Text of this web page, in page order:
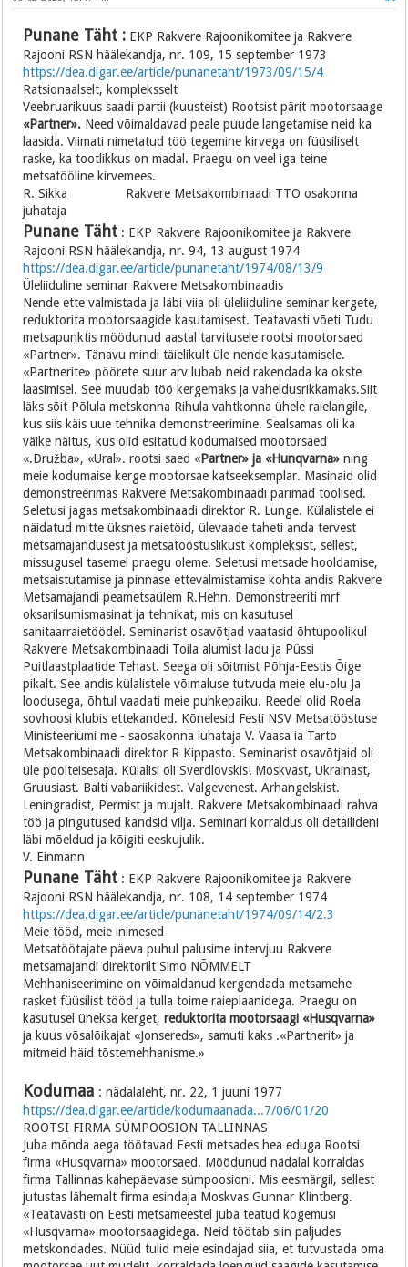
Punane Täht : EKP Rakvere Rajoonikomitee ja Rakvere
Rajooni RSN häälekandja, nr. 109, 15 september 1973
https://dea.digar.ee/article/punanetaht/1973/09/15/4
Ratsionaalselt, kompleksselt
Veebruarikuus saadi partii (kuusteist) Rootsist pärit mootorsaage
«Partner». Need võimaldavad peale puude langetamise neid ka
laasida. Viimati nimetatud töö tegemine kirvega on füüsiliselt
raske, ka tootlikkus on madal. Praegu on veel iga teine
metsatööline kirvemees.
R. Sikka Rakvere Metsakombinaadi TTO osakonna
juhataja
Punane Täht : EKP Rakvere Rajoonikomitee ja Rakvere
Rajooni RSN häälekandja, nr. 94, 13 august 1974
https://dea.digar.ee/article/punanetaht/1974/08/13/9
Üleliiduline seminar Rakvere Metsakombinaadis
Nende ette valmistada ja läbi viia oli üleliiduline seminar kergete,
reduktorita mootorsaagide kasutamisest. Teatavasti võeti Tudu
metsapunktis möödunud aastal tarvitusele rootsi mootorsaed
«Partner». Tänavu mindi täielikult üle nende kasutamisele.
«Partnerite» pöörete suur arv lubab neid rakendada ka okste
laasimisel. See muudab töö kergemaks ja vaheldusrikkamaks.Siit
läks sõit Põlula metskonna Rihula vahtkonna ühele raielangile,
kus siis käis uue tehnika demonstreerimine. Sealsamas oli ka
väike näitus, kus olid esitatud kodumaised mootorsaed
«.Družba», «Ural». rootsi saed «Partner» ja «Hunqvarna»ning
meie kodumaise kerge mootorsae katseeksemplar. Masinaid olid
demonstreerimas Rakvere Metsakombinaadi parimad töölised.
Seletusi jagas metsakombinaadi direktor R. Lunge. Külalistele ei
näidatud mitte üksnes raietöid, ülevaade taheti anda tervest
metsamajandusest ja metsatöõstuslikust kompleksist, sellest,
missugusel tasemel praegu oleme. Seletusi metsade hooldamise,
metsaistutamise ja pinnase ettevalmistamise kohta andis Rakvere
Metsamajandi peametsaülem R.Hehn. Demonstreeriti mrf
oksarilsumismasinat ja tehnikat, mis on kasutusel
sanitaarraietöödel. Seminarist osavõtjad vaatasid õhtupoolikul
Rakvere Metsakombinaadi Toila alumist ladu ja Püssi
Puitlaastplaatide Tehast. Seega oli sõitmist Põhja-Eestis Õige
pikalt. See andis külalistele võimaluse tutvuda meie elu-olu Ja
loodusega, õhtul vaadati meie puhkepaiku. Reedel olid Roela
sovhoosi klubis ettekanded. Kõnelesid Festi NSV Metsatööstuse
Ministeeriumi me - saosakonna iuhataja V. Vaasa ia Tarto
Metsakombinaadi direktor R Kippasto. Seminarist osavõtjaid oli
üle poolteisesaja. Külalisi oli Sverdlovskis! Moskvast, Ukrainast,
Gruusiast. Balti vabariikidest. Valgevenest. Arhangelskist.
Leningradist, Permist ja mujalt. Rakvere Metsakombinaadi rahva
töö ja pingutused kandsid vilja. Seminari korraldus oli detailideni
läbi mõeldud ja kõigiti eeskujulik.
V. Einmann
Punane Täht : EKP Rakvere Rajoonikomitee ja Rakvere
Rajooni RSN häälekandja, nr. 108, 14 september 1974
https://dea.digar.ee/article/punanetaht/1974/09/14/2.3
Meie tööd, meie inimesed
Metsatöötajate päeva puhul palusime intervjuu Rakvere
metsamajandi direktorilt Simo NÕMMELT
Mehhaniseerimine on võimaldanud kergendada metsamehe
rasket füüsilist tööd ja tulla toime raieplaanidega. Praegu on
kasutusel üheksa kerget,reduktorita mootorsaagi «Husqvarna»
ja kuus võsalõikajat «Jonsereds», samuti kaks .«Partnerit» ja
mitmeid häid tõstemehhanisme.»
Kodumaa : nädalaleht, nr. 22, 1 juuni 1977
https://dea.digar.ee/article/kodumaanada...7/06/01/20
ROOTSI FIRMA SÜMPOOSION TALLINNAS
Juba mõnda aega töötavad Eesti metsades hea eduga Rootsi
firma «Husqvarna» mootorsaed. Möödunud nädalal korraldas
firma Tallinnas kahepäevase sümpoosioni. Mis eesmärgil, sellest
jutustas lähemalt firma esindaja Moskvas Gunnar Klintberg.
«Teatavasti on Eesti metsameestel juba teatud kogemusi
«Husqvarna» mootorsaagidega. Neid töötab siin paljudes
metskondades. Nüüd tulid meie esindajad siia, et tutvustada oma